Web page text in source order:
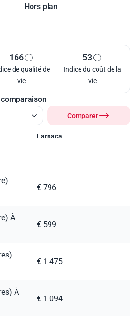
Hors plan
166
de qualité de
vie
53
Indice du coût de la
vie
Comparer
Larnaca
€ 796
À
€ 599
€ 1 475
À
€ 1 094